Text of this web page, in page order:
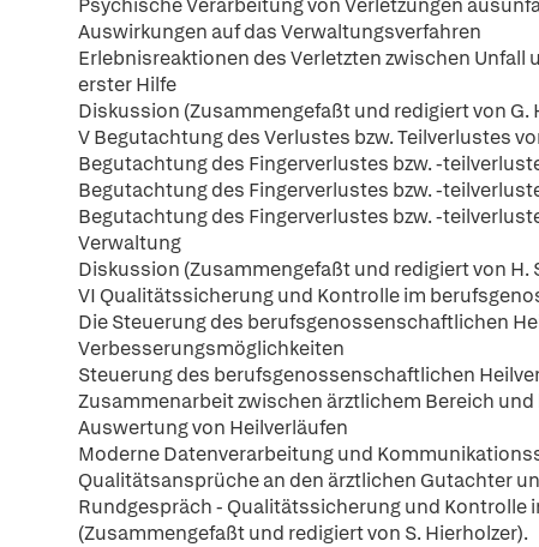
Psychische Verarbeitung von Verletzungen
Auswirkungen auf das Verwaltungsverfahren
Erlebnisreaktionen des Verletzten zwischen
erster Hilfe
Diskussion (Zusammengefaßt und redigiert von G.
V Begutachtung des Verlustes bzw. Teilverlustes
Begutachtung des Fingerverlustes bzw. -
Begutachtung des Fingerverlustes bzw. -
Begutachtung des Fingerverlustes bzw. -
Verwaltung
Diskussion (Zusammengefaßt und redigiert von H.
VI Qualitätssicherung und Kontrolle im
Die Steuerung des berufsgenossenschaftlichen
Verbesserungsmöglichkeiten
Steuerung des berufsgenossenschaftlichen
Zusammenarbeit zwischen ärztlichem Bereich
Auswertung von Heilverläufen
Moderne Datenverarbeitung und
Qualitätsansprüche an den ärztlichen Gutachter
Rundgespräch - Qualitätssicherung und
(Zusammengefaßt und redigiert von S. Hierholzer).